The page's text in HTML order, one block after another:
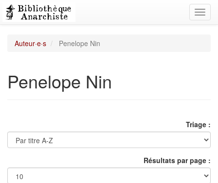
Auteur·e·s Penelope Nin
Penelope Nin
Triage :
Résultats par page :